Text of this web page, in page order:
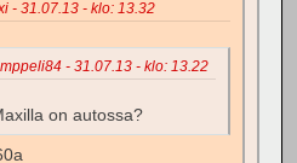
- 31.07.13 - klo: 13.32
- 31.07.13 - klo: 13.22
on autossa?